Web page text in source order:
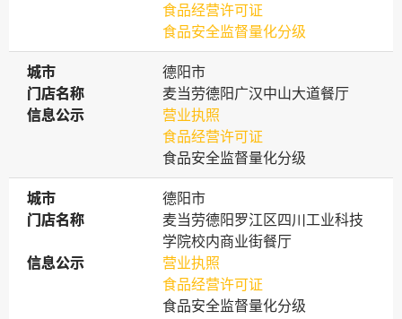
食品经营许可证
食品安全监督量化分级
城市
城市
德阳市
门店名称
门店名称
麦当劳德阳广汉中山大道餐厅
信息公示
信息公示
营业执照
食品经营许可证
食品安全监督量化分级
城市
城市
德阳市
门店名称
门店名称
麦当劳德阳罗江区四川工业科技
学院校内商业街餐厅
信息公示
信息公示
营业执照
食品经营许可证
食品安全监督量化分级